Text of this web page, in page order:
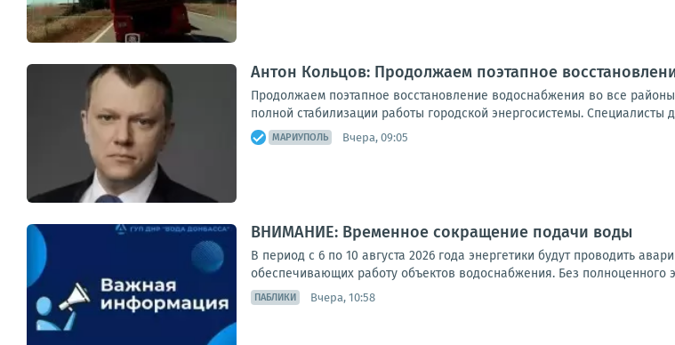
Антон Кольцов: Продолжаем поэтапное
Продолжаем поэтапное восстановление водоснабжения во все
полной стабилизации работы городской энергосистемы.
МАРИУПОЛЬ Вчера, 09:05
ВНИМАНИЕ: Временное сокращение подачи воды
В период с 6 по 10 августа 2026 года энергетики будут проводить
обеспечивающих работу объектов водоснабжения. Без полноценного
ПАБЛИКИ Вчера, 10:58